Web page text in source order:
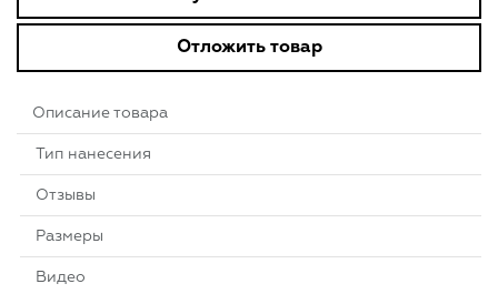
Отложить товар
Описание товара
Тип нанесения
Отзывы
Размеры
Видео